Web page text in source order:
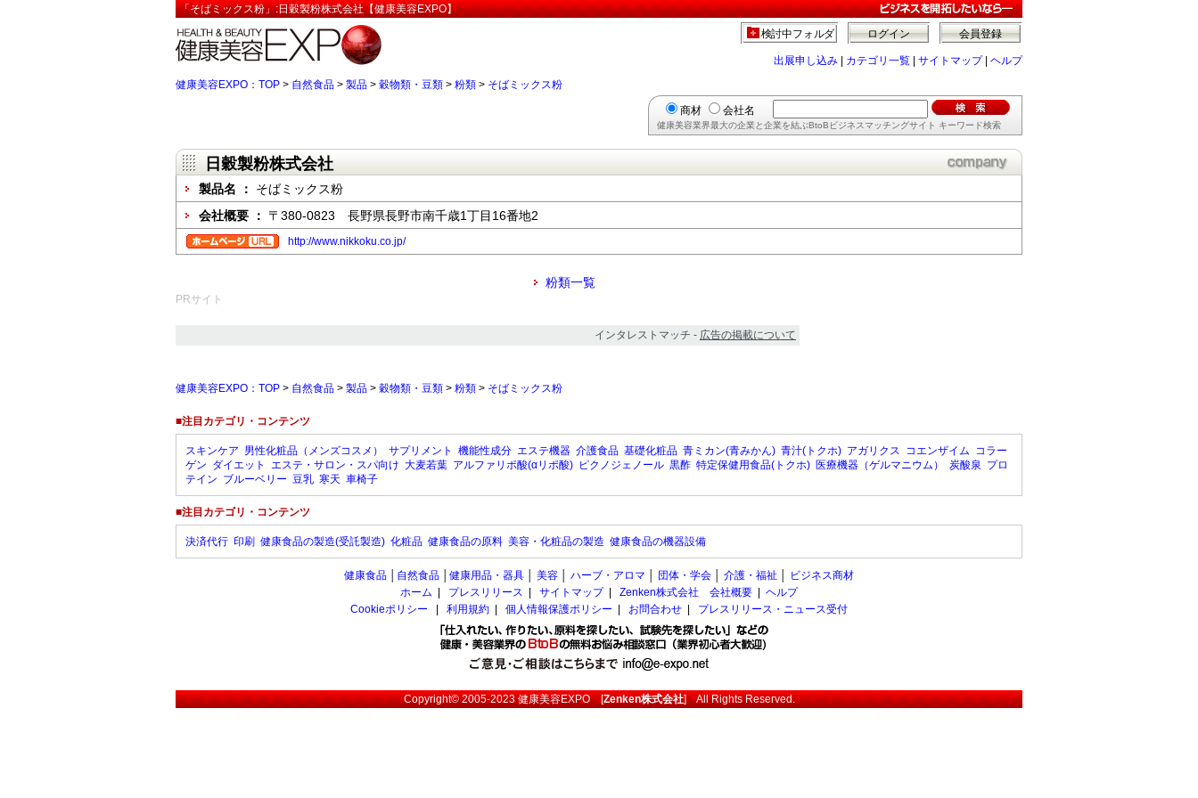
「そばミックス粉」:日穀製粉株式会社【健康美容EXPO】
会員登録
ログイン
検討中フォルダ
出展申し込み カテゴリ一覧 サイトマップ| ヘルプ
健康美容EXPO：TOP > 自然食品 > 製品 > 穀物類・豆類 > 粉類 > そばミックス粉
商材 会社名
健康美容業界最大の企業と企業を結ぶBtoBビジネスマッチングサイト キーワード検索
日穀製粉株式会社
製品名 ： そばミックス粉
会社概要 ： 〒380-0823 長野県長野市南千歳1丁目16番地2
http://www.nikkoku.co.jp/
粉類一覧
PRサイト
インタレストマッチ - 広告の掲載について
健康美容EXPO：TOP > 自然食品 > 製品 > 穀物類・豆類 > 粉類 > そばミックス粉
■注目カテゴリ・コンテンツ
スキンケア 男性化粧品（メンズコスメ） サプリメント 機能性成分 エステ機器 介護食品 基礎化粧品 青ミカン(青みかん) 青汁(トクホ) アガリクス コエンザイム コラー
ゲン ダイエット エステ・サロン・スパ向け 大麦若葉 アルファリポ酸(αリポ酸) ピクノジェノール 黒酢 特定保健用食品(トクホ) 医療機器（ゲルマニウム） 炭酸泉 プロ
テイン ブルーベリー 豆乳 寒天 車椅子
■注目カテゴリ・コンテンツ
決済代行 印刷 健康食品の製造(受託製造) 化粧品 健康食品の原料 美容・化粧品の製造 健康食品の機器設備
健康食品 自然食品 健康用品・器具 美容 ハーブ・アロマ 団体・学会 介護・福祉
ビジネス商材
ホーム
プレスリリース サイトマップ| Zenken株式会社 会社概要
ヘルプ
Cookieポリシー
利用規約 個人情報保護ポリシー お問合わせ プレスリリース・ニュース受付
Copyright© 2005-2023健康美容EXPO[Zenken株式会社] All Rights Reserved.